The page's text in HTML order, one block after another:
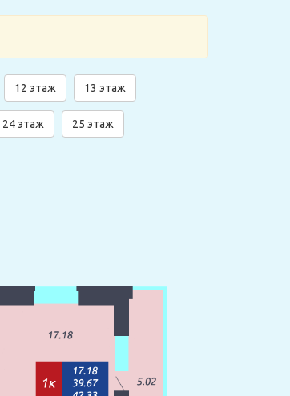
12 этаж 13 этаж
24 этаж 25 этаж